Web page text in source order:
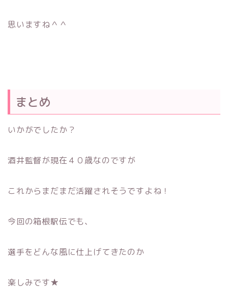
思いますね＾＾
まとめ
いかがでしたか？
酒井監督が現在４０歳なのですが
これからまだまだ活躍されそうですよね！
今回の箱根駅伝でも、
選手をどんな風に仕上げてきたのか
楽しみです★